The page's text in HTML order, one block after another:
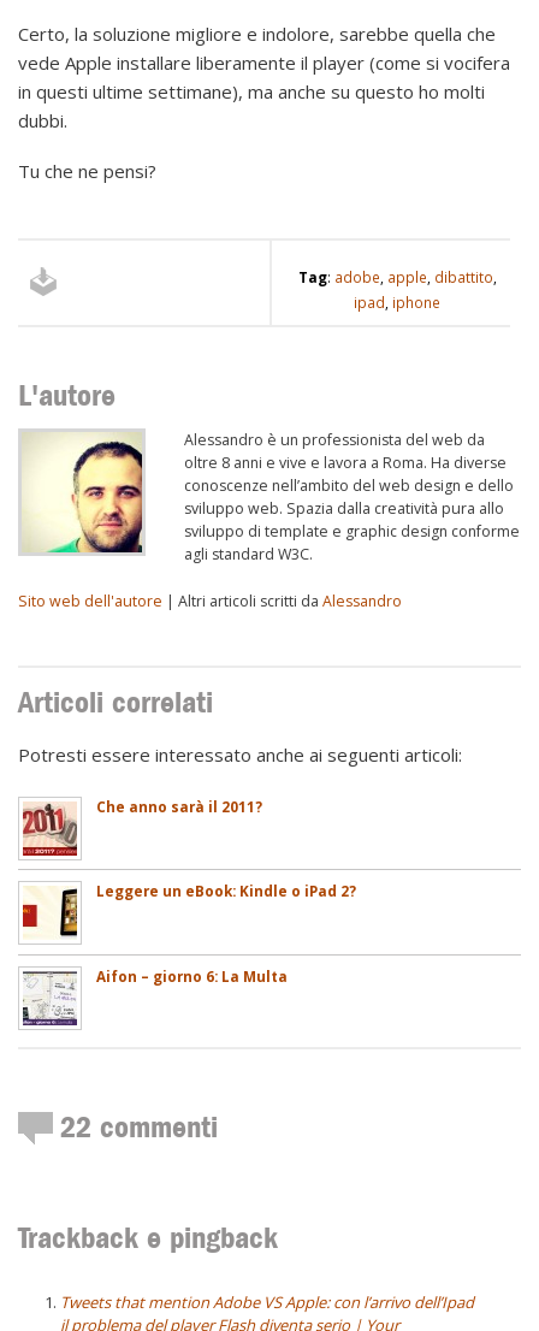
Certo, la soluzione migliore e indolore, sarebbe quella che
vede Apple installare liberamente il player (come si vocifera
in questi ultime settimane), ma anche su questo ho molti
dubbi.
Tu che ne pensi?
Tag: adobe, apple, dibattito,
ipad, iphone
L'autore
Alessandro è un professionista del web da
oltre 8 anni e vive e lavora a Roma. Ha diverse
conoscenze nell’ambito del web design e dello
sviluppo web. Spazia dalla creatività pura allo
sviluppo di template e graphic design conforme
agli standard W3C.
Sito web dell'autore | Altri articoli scritti da Alessandro
Articoli correlati
Potresti essere interessato anche ai seguenti articoli:
Che anno sarà il 2011?
Leggere un eBook: Kindle o iPad 2?
Aifon – giorno 6: La Multa
22 commenti
Trackback e pingback
Tweets that mention Adobe VS Apple: con l’arrivo dell’Ipad
il problema del player Flash diventa serio | Your